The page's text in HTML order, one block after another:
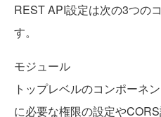
REST API設定は次の3つの
す。
モジュール
トップレベルのコンポーネ
に必要な権限の設定やCORS